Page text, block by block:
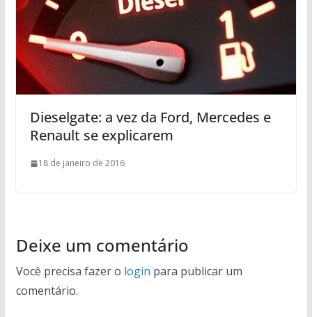
Dieselgate: a vez da Ford, Mercedes e
Renault se explicarem
18 de janeiro de 2016
Deixe um comentário
Você precisa fazer o login para publicar um
comentário.